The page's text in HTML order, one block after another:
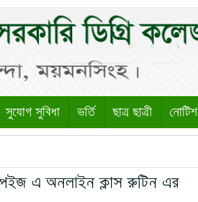
সুযোগ সুবিধা ভর্তি ছাত্র ছাত্রী নোটিশ
এ অনলাইন ক্লাস রুটিন এর